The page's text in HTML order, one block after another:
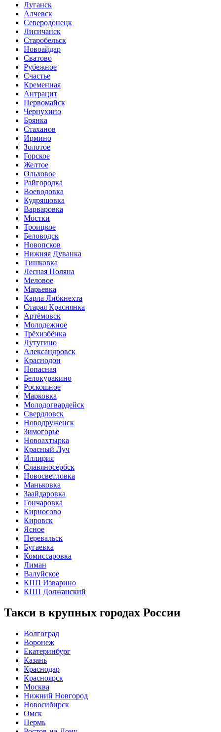
Луганск
Алчевск
Северодонецк
Лисичанск
Старобельск
Новоайдар
Сватово
Рубежное
Счастье
Кременная
Антрацит
Первомайск
Чернухино
Брянка
Стаханов
Ирмино
Золотое
Горское
Желтое
Ольховое
Райгородка
Воеводовка
Кудряшовка
Варваровка
Мостки
Троицкое
Беловодск
Новопсков
Нижняя Дуванка
Тишковка
Лесная Поляна
Меловое
Марьевка
Карла Либкнехта
Старая Краснянка
Артёмовск
Молодежное
Трёхизбёнка
Лутугино
Александровск
Краснодон
Попасная
Белокуракино
Роскошное
Марковка
Молодогвардейск
Свердловск
Новодруженск
Зимогорье
Новоахтырка
Красный Луч
Иллирия
Славяносербск
Новосветловка
Маньковка
Заайдаровка
Гончаровка
Кирносово
Кировск
Ясное
Перевальск
Бугаевка
Комиссаровка
Лиман
Валуйское
КПП Изварино
КПП Должанский
Такси в крупных городах России
Волгоград
Воронеж
Екатеринбург
Казань
Краснодар
Красноярск
Москва
Нижний Новгород
Новосибирск
Омск
Пермь